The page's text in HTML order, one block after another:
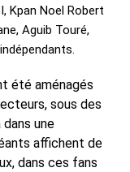
Kpan Noel Robert
Aguib Touré,
été aménagés
sous des
une
affichent de
dans ces fans